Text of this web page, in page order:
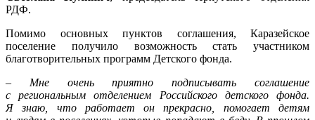
РДФ.
Помимо основных пунктов соглашения, Каразейское
поселение получило возможность стать участником
благотворительных программ Детского фонда.
– Мне очень приятно подписывать соглашение
с региональным отделением Российского детского фонда.
Я знаю, что работает он прекрасно, помогает детям